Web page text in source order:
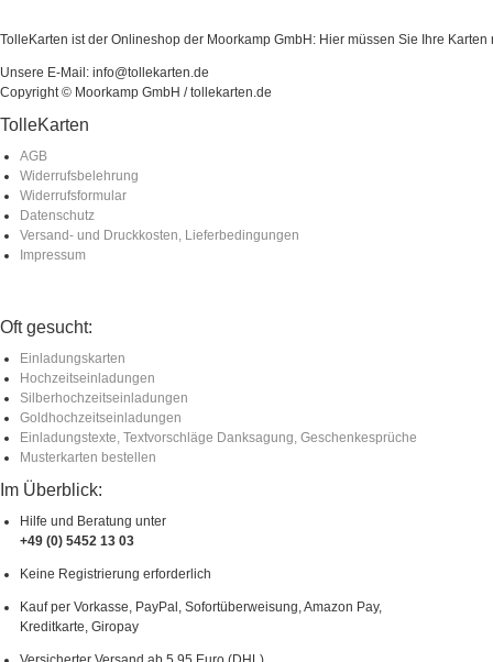
TolleKarten ist der Onlineshop der Moorkamp GmbH: Hier müssen Sie Ihre
Unsere E-Mail: info@tollekarten.de
Copyright © Moorkamp GmbH / tollekarten.de
TolleKarten
AGB
Widerrufsbelehrung
Widerrufsformular
Datenschutz
Versand- und Druckkosten, Lieferbedingungen
Impressum
Oft gesucht:
Einladungskarten
Hochzeitseinladungen
Silberhochzeitseinladungen
Goldhochzeitseinladungen
Einladungstexte, Textvorschläge Danksagung, Geschenkesprüche
Musterkarten bestellen
Im Überblick:
Hilfe und Beratung unter
+49 (0) 5452 13 03
Keine Registrierung erforderlich
Kauf per Vorkasse, PayPal, Sofortüberweisung, Amazon Pay,
Kreditkarte, Giropay